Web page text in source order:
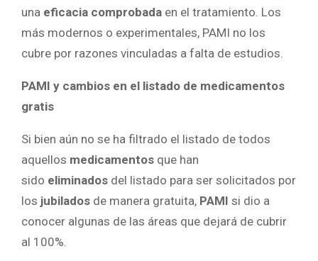
una eficacia comprobada en el tratamiento. Los
más modernos o experimentales, PAMI no los
cubre por razones vinculadas a falta de estudios.
PAMI y cambios en el listado de medicamentos
gratis
Si bien aún no se ha filtrado el listado de todos
aquellos medicamentos que han
sido eliminados del listado para ser solicitados por
los jubilados de manera gratuita, PAMI si dio a
conocer algunas de las áreas que dejará de cubrir
al 100%.